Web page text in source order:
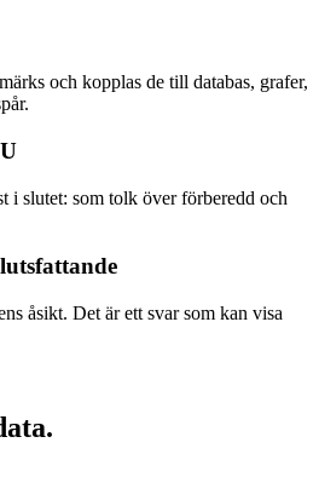
och kopplas de till databas, grafer,
i slutet: som tolk över förberedd och
åsikt. Det är ett svar som kan visa